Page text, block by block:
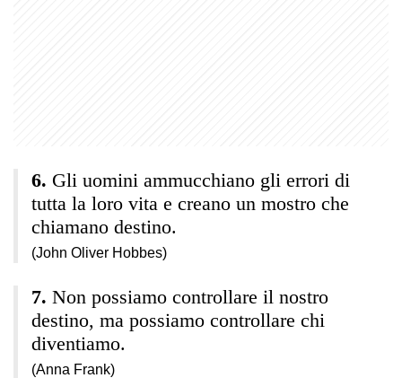
Gli uomini ammucchiano gli errori di
tutta la loro vita e creano un mostro che
chiamano destino.
(John Oliver Hobbes)
Non possiamo controllare il nostro
destino, ma possiamo controllare chi
diventiamo.
(Anna Frank)